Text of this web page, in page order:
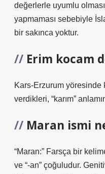
değerlerle uyumlu
yapmaması sebebiyle
bir sakınca yoktur.
Erim kocam
Kars-Erzurum yöresinde
verdikleri, “karım”
Maran ismi
“Maran:” Farsça bir
ve “-an” çoğuludur.